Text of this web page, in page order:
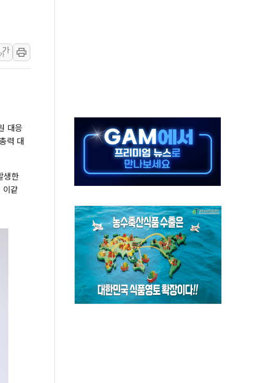
용산공원 주택 검토, 민주당 스스로 원칙 뒤집는 것"
고용 쇼크에 금리 인상 우려 후퇴…S&P500 최고치
연준 이사 해임 재추진…"26일까지 의혹 소명" 요구
가
가
대응
력 대
생한
이같